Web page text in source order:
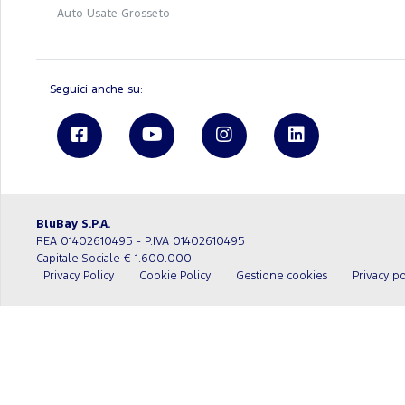
Auto Usate Grosseto
Seguici anche su:
BluBay S.P.A.
REA 01402610495 - P.IVA 01402610495
Capitale Sociale € 1.600.000
Privacy Policy
Cookie Policy Gestione cookies Privacy